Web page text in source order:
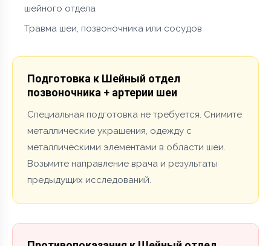
шейного отдела
Травма шеи, позвоночника или сосудов
Подготовка к Шейный отдел
позвоночника + артерии шеи
Специальная подготовка не требуется. Снимите
металлические украшения, одежду с
металлическими элементами в области шеи.
Возьмите направление врача и результаты
предыдущих исследований.